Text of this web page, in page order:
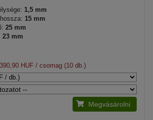
1,5 mm
15 mm
25 mm
23 mm
390,90 HUF/ csomag (10 db.)
Megvásárolni